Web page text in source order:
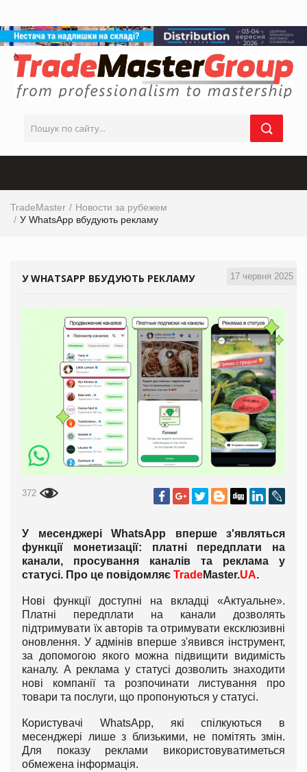
TradeMaster
Новости за рубежем
У WhatsApp вбудують рекламу
17 червня 2025
У WHATSAPP ВБУДУЮТЬ РЕКЛАМУ
372
У месенджері WhatsApp вперше з'являться
функції монетизації: платні передплати на
канали, просування каналів та реклама у
статусі. Про це повідомляє TradeMaster.UA.
Нові функції доступні на вкладці «Актуальне».
Платні передплати на канали дозволять
підтримувати їх авторів та отримувати ексклюзивні
оновлення. У адмінів вперше з'явився інструмент,
за допомогою якого можна підвищити видимість
каналу. А реклама у статусі дозволить знаходити
нові компанії та розпочинати листування про
товари та послуги, що пропонуються у статусі.
Користувачі WhatsApp, які спілкуються в
месенджері лише з близькими, не помітять змін.
Для показу реклами використовуватиметься
обмежена інформація.